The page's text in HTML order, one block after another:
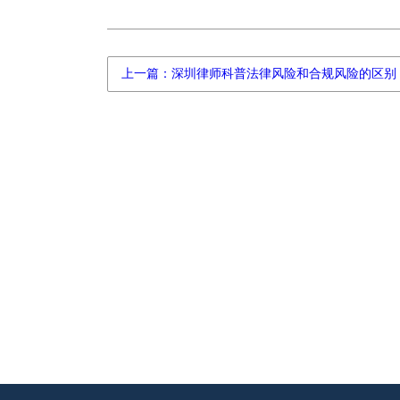
上一篇：深圳律师科普法律风险和合规风险的区别